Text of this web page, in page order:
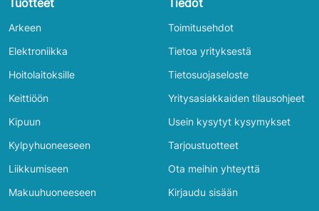
Arkeen
Elektroniikka
Hoitolaitoksille
Keittiöön
Kipuun
Kylpyhuoneeseen
Liikkumiseen
Makuuhuoneeseen
Toimitusehdot
Tietoa yrityksestä
Tietosuojaseloste
Yritysasiakkaiden tilausohjeet
Usein kysytyt kysymykset
Tarjoustuotteet
Ota meihin yhteyttä
Kirjaudu sisään